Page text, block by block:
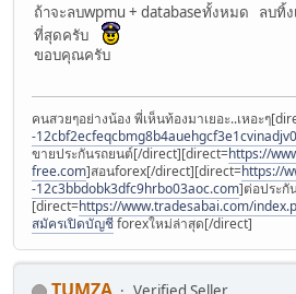
ถ้าจะลบwpmu + databaseทั้งหมด ลบทิ้ง
ที่สุดครับ
ขอบคุณครับ
คนสวยๆอย่างน้อง พี่เห็นท้องมาเยอะ..เหอะๆ
-
ขายประกันรถยนต์[/direct][direct=https://
free.com]สอนforex[/direct][direct=https://
-12c3bbdobk3dfc9hrbo03aoc.com]ต่อประกั
[direct=https://www.tradesabai.com/
สมัครเปิดบัญชีforexใหม่ล่าสุด[/direct]